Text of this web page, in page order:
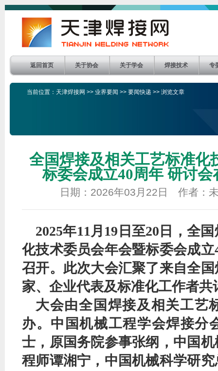
返回首页 关于协会 关于学会 焊接技术 专
当前位置： 天津焊接网 >> 业界要闻 >> 要闻快递 >> 浏览文章
全国焊接及相关工艺标准化
标委会成立40周年 研讨
日期：2026年03月22日 作者：
2025年11月19日至20日，全
化技术委员会年会暨标委会成
召开。此次大会汇聚了来自全
家、企业代表及标准化工作者共
大会由全国焊接及相关工艺
办。中国机械工程学会焊接分
士，原国务院参事张纲，中国
程师谭湘宁，中国机械科学研